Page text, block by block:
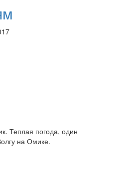
Теплая погода, один
на Омике.